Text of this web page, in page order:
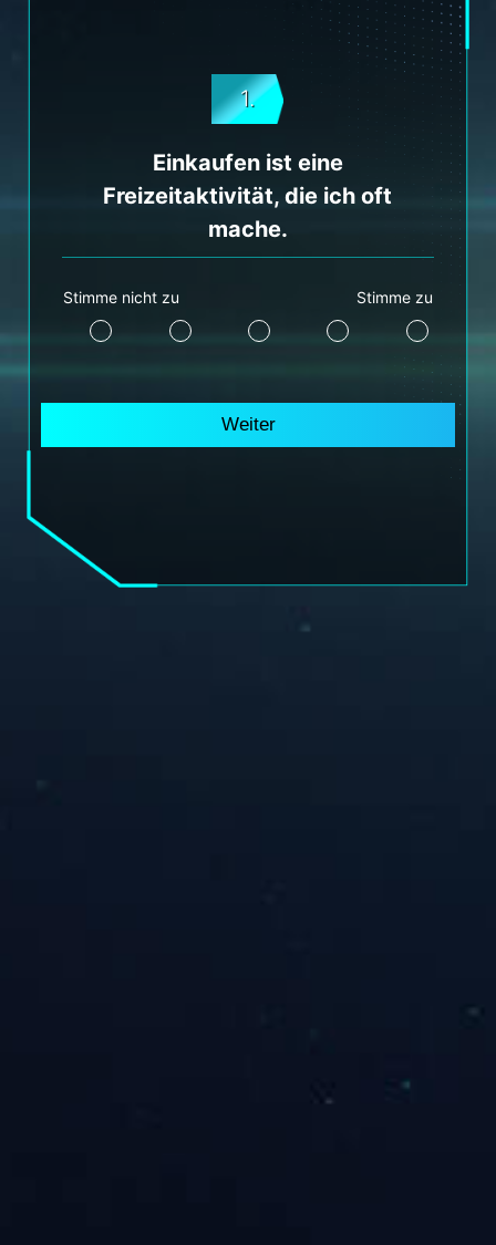
1.
Einkaufen ist eine
Freizeitaktivität, die ich oft
mache.
Stimme nicht zu Stimme zu
Weiter